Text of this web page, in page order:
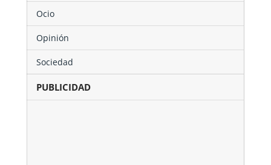
Ocio
Opinión
Sociedad
PUBLICIDAD